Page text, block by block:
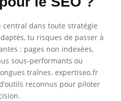
central dans toute stratégie
tu risques de passer à
: pages non indexées,
sous-performants ou
traînes. expertiseo.fr
reconnus pour piloter